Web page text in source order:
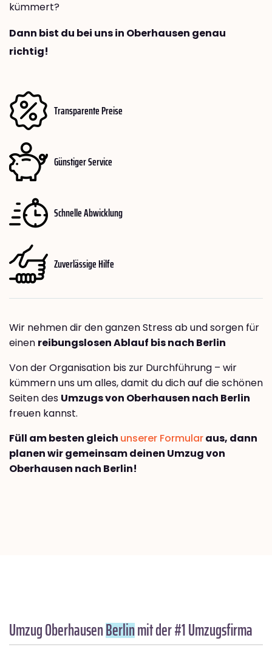
kümmert?
Dann bist du bei uns in Oberhausen genau
richtig!
Transparente Preise
Günstiger Service
Schnelle Abwicklung
Zuverlässige Hilfe
Wir nehmen dir den ganzen Stress ab und sorgen für
einen reibungslosen Ablauf bis nach Berlin
Von der Organisation bis zur Durchführung – wir
kümmern uns um alles, damit du dich auf die schönen
Seiten des Umzugs von Oberhausen nach Berlin
freuen kannst.
Füll am besten gleich unserer Formularaus, dann
planen wir gemeinsam deinen Umzug von
Oberhausen nach Berlin!
Umzug OberhausenBerlinmit der #1 Umzugsfirma